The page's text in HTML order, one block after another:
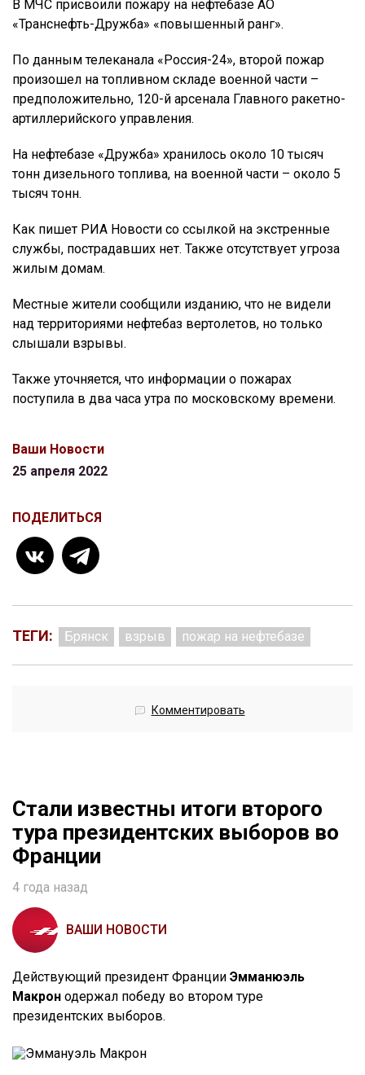
В МЧС присвоили пожару на нефтебазе АО
«Транснефть-Дружба» «повышенный ранг».
По данным телеканала «Россия-24», второй пожар
произошел на топливном складе военной части –
предположительно, 120-й арсенала Главного ракетно-
артиллерийского управления.
На нефтебазе «Дружба» хранилось около 10 тысяч
тонн дизельного топлива, на военной части – около 5
тысяч тонн.
Как пишет РИА Новости со ссылкой на экстренные
службы, пострадавших нет. Также отсутствует угроза
жилым домам.
Местные жители сообщили изданию, что не видели
над территориями нефтебаз вертолетов, но только
слышали взрывы.
Также уточняется, что информации о пожарах
поступила в два часа утра по московскому времени.
Ваши Новости
25 апреля 2022
ПОДЕЛИТЬСЯ
ТЕГИ: Брянск взрыв пожар на нефтебазе
Комментировать
Стали известны итоги второго
тура президентских выборов во
Франции
4 года назад
ВАШИ НОВОСТИ
Действующий президент Франции Эмманюэль
Макрон одержал победу во втором туре
президентских выборов.